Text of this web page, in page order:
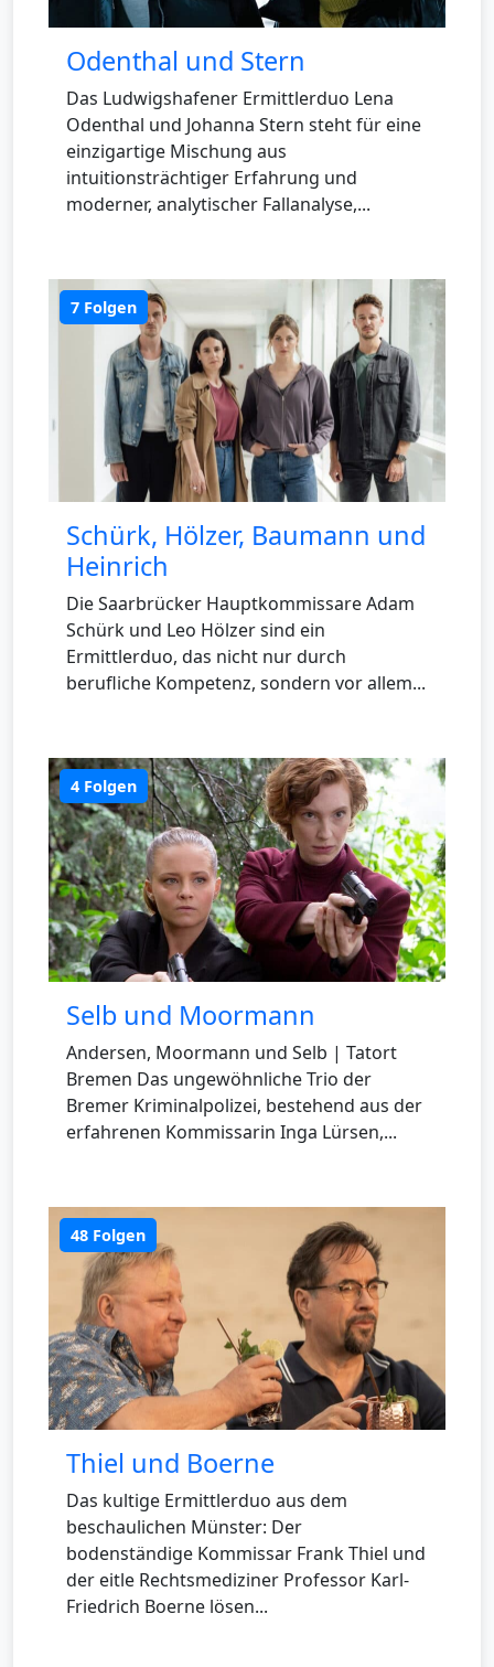
Odenthal und Stern
Das Ludwigshafener Ermittlerduo Lena
Odenthal und Johanna Stern steht für eine
einzigartige Mischung aus
intuitionsträchtiger Erfahrung und
moderner, analytischer Fallanalyse,...
7 Folgen
Schürk, Hölzer, Baumann und
Heinrich
Die Saarbrücker Hauptkommissare Adam
Schürk und Leo Hölzer sind ein
Ermittlerduo, das nicht nur durch
berufliche Kompetenz, sondern vor allem...
4 Folgen
Selb und Moormann
Andersen, Moormann und Selb | Tatort
Bremen Das ungewöhnliche Trio der
Bremer Kriminalpolizei, bestehend aus der
erfahrenen Kommissarin Inga Lürsen,...
48 Folgen
Thiel und Boerne
Das kultige Ermittlerduo aus dem
beschaulichen Münster: Der
bodenständige Kommissar Frank Thiel und
der eitle Rechtsmediziner Professor Karl-
Friedrich Boerne lösen...